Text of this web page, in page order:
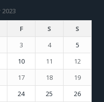
F S
S
3 4
5
10 11
12
17 18
19
24 25
26